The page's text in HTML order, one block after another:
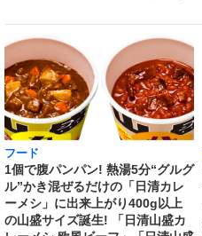
フード
1個で腹パンパン! 熱湯5分“グルグ
ル”かき混ぜるだけの「日清カレ
ーメシ」に出来上がり400g以上
の山盛サイズ誕生! 「日清山盛カ